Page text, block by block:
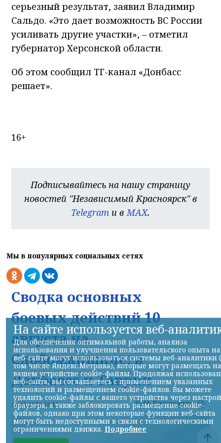
серьезный результат, заявил Владимир
Сальдо. «Это дает возможность ВС России
усиливать другие участки», – отметил
губернатор Херсонской области.
Об этом сообщил ТГ-канал «Донбасс
решает».
16+
Подписывайтесь на нашу страницу
новостей "Независимый Красноярск" в
Telegram и вMAX.
Мы в популярных социальных сетях
Сводка основных
боевых действий 10
августа на
Слобожанщине, в
Донбассе и Таврии
10.08.2026 19:11 НИА-Красноярск
На сайте используется веб-
Для обеспечения оптимальной работы, анализа
использования и улучшения пользовательского опыта на
веб-сайте могут использоваться системы веб-аналитики
том числе Яндекс.Метрика), которые могут размещать на
вашем устройстве cookie-файлы. Продолжая
веб-сайта, вы соглашаетесь с применением указанных
технологий и размещением cookie-файлов. Вы можете
удалить cookie-файлы с вашего устройства через
браузера, а также заблокировать размещение cookie-
файлов, однако при этом некоторые функции веб-сайта
могут быть недоступными в связи с технологическими
ограничениями движка. Подробнее